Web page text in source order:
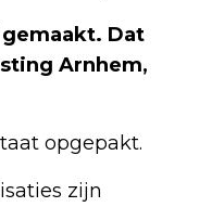
Dat
Arnhem,
opgepakt.
zijn